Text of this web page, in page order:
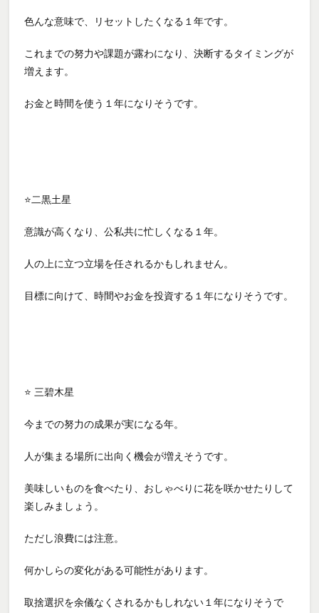
色んな意味で、リセットしたくなる１年です。
これまでの努力や課題が露わになり、決断するタイミングが
増えます。
お金と時間を使う１年になりそうです。
⭐二黒土星
意識が高くなり、公私共に忙しくなる１年。
人の上に立つ立場を任されるかもしれません。
目標に向けて、時間やお金を投資する１年になりそうです。
⭐ 三碧木星
今までの努力の成果が実になる年。
人が集まる場所に出向く機会が増えそうです。
美味しいものを食べたり、おしゃべりに花を咲かせたりして
楽しみましょう。
ただし浪費には注意。
何かしらの変化がある可能性があります。
取捨選択を余儀なくされるかもしれない１年になりそうで